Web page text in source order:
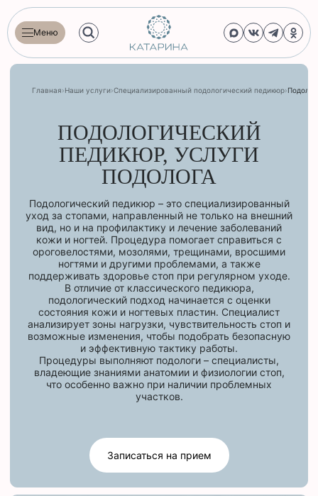
Меню
Главная›Наши услуги›Специализированный подологический педикюр›
ПОДОЛОГИЧЕСКИЙ
ПЕДИКЮР, УСЛУГИ
ПОДОЛОГА
Подологический педикюр – это специализированный
уход за стопами, направленный не только на внешний
вид, но и на профилактику и лечение заболеваний
кожи и ногтей. Процедура помогает справиться с
ороговелостями, мозолями, трещинами, вросшими
ногтями и другими проблемами, а также
поддерживать здоровье стоп при регулярном уходе.
В отличие от классического педикюра,
подологический подход начинается с оценки
состояния кожи и ногтевых пластин. Специалист
анализирует зоны нагрузки, чувствительность стоп и
возможные изменения, чтобы подобрать безопасную
и эффективную тактику работы.
Процедуры выполняют подологи – специалисты,
владеющие знаниями анатомии и физиологии стоп,
что особенно важно при наличии проблемных
участков.
Записаться на прием